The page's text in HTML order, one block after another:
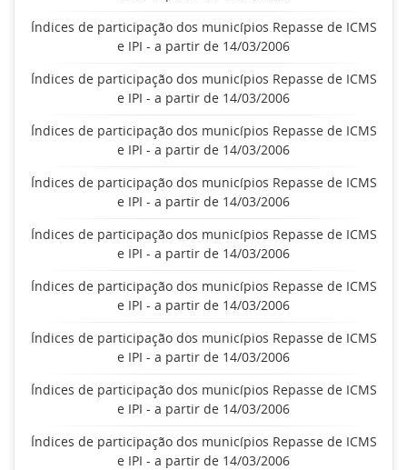
Índices de participação dos municípios Repasse de ICMS
e IPI - a partir de 14/03/2006
Índices de participação dos municípios Repasse de ICMS
e IPI - a partir de 14/03/2006
Índices de participação dos municípios Repasse de ICMS
e IPI - a partir de 14/03/2006
Índices de participação dos municípios Repasse de ICMS
e IPI - a partir de 14/03/2006
Índices de participação dos municípios Repasse de ICMS
e IPI - a partir de 14/03/2006
Índices de participação dos municípios Repasse de ICMS
e IPI - a partir de 14/03/2006
Índices de participação dos municípios Repasse de ICMS
e IPI - a partir de 14/03/2006
Índices de participação dos municípios Repasse de ICMS
e IPI - a partir de 14/03/2006
Índices de participação dos municípios Repasse de ICMS
e IPI - a partir de 14/03/2006